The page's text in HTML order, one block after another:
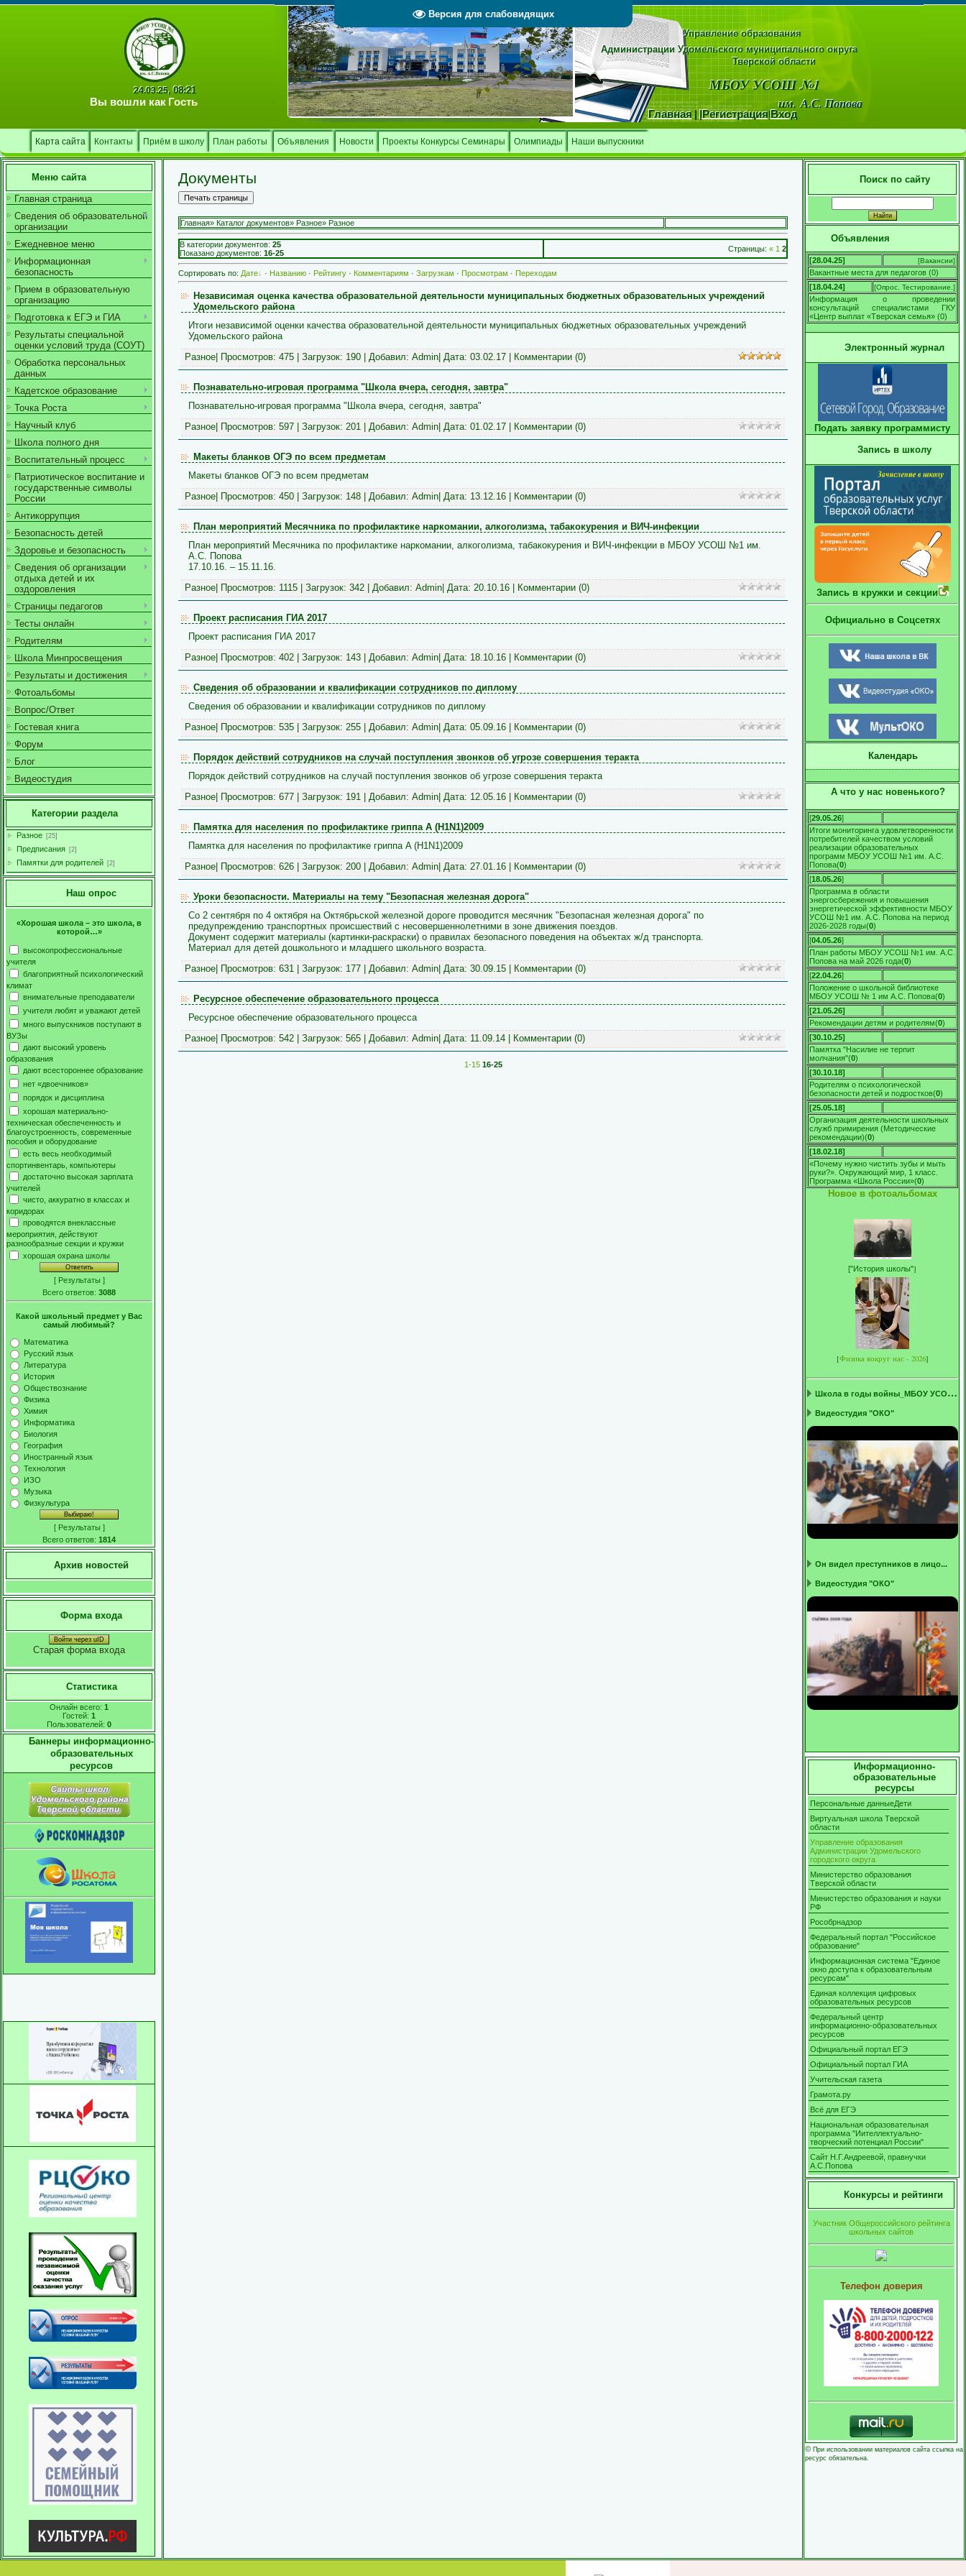
Версия для слабовидящих
24.03.25, 08:21
Вы вошли как Гость
Главная||Регистрация|Вход
Управление образования
Администрации Удомельского муниципального округа
Тверской области
МБОУ УСОШ №1
им.А.С. Попова
Карта сайта Контакты Приём в школу План работы Объявления Новости Проекты Конкурсы Семинары Олимпиады Наши выпускники
Меню сайта
Главная страница
Сведения об образовательной
организации
Ежедневное меню
Информационная
безопасность
Прием в образовательную
организацию
Подготовка к ЕГЭ и ГИА
Результаты специальной
оценки условий труда (СОУТ)
Обработка персональных
данных
Кадетское образование
Точка Роста
Научный клуб
Школа полного дня
Воспитательный процесс
Патриотическое воспитание и
государственные символы
России
Антикоррупция
Безопасность детей
Здоровье и безопасность
Сведения об организации
отдыха детей и их
оздоровления
Страницы педагогов
Тесты онлайн
Родителям
Школа Минпросвещения
Результаты и достижения
Фотоальбомы
Вопрос/Ответ
Гостевая книга
Форум
Блог
Видеостудия
Категории раздела
Разное [25]
Предписания [2]
Памятки для родителей [2]
Наш опрос
«Хорошая школа – это школа, в
которой…»
высокопрофессиональные
учителя
благоприятный психологический
климат
внимательные преподаватели
учителя любят и уважают детей
много выпускников поступают в
ВУЗы
дают высокий уровень
образования
дают всестороннее образование
нет «двоечников»
порядок и дисциплина
хорошая материально-
техническая обеспеченность и
благоустроенность, современные
пособия и оборудование
есть весь необходимый
спортинвентарь, компьютеры
достаточно высокая зарплата
учителей
чисто, аккуратно в классах и
коридорах
проводятся внеклассные
мероприятия, действуют
разнообразные секции и кружки
хорошая охрана школы
[ Результаты ]
Всего ответов: 3088
Какой школьный предмет у Вас
самый любимый?
Математика
Русский язык
Литература
История
Обществознание
Физика
Химия
Информатика
Биология
География
Иностранный язык
Технология
ИЗО
Музыка
Физкультура
[ Результаты ]
Всего ответов: 1814
Архив новостей
Форма входа
Войти через uID
Старая форма входа
Статистика
Онлайн всего: 1
Гостей: 1
Пользователей: 0
Баннеры информационно-
образовательных
ресурсов
Документы
Главная» Каталог документов» Разное» Разное
В категории документов: 25
Показано документов: 16-25 Страницы: « 1 2
Сортировать по: Дате · Названию · Рейтингу · Комментариям · Загрузкам · Просмотрам · Переходам
Независимая оценка качества образовательной деятельности муниципальных бюджетных образовательных учреждений
Удомельского района
Итоги независимой оценки качества образовательной деятельности муниципальных бюджетных образовательных учреждений
Удомельского района
Разное| Просмотров: 475 | Загрузок: 190 | Добавил: Admin| Дата: 03.02.17 | Комментарии (0)
Познавательно-игровая программа "Школа вчера, сегодня, завтра"
Познавательно-игровая программа "Школа вчера, сегодня, завтра"
Разное| Просмотров: 597 | Загрузок: 201 | Добавил: Admin| Дата: 01.02.17 | Комментарии (0)
Макеты бланков ОГЭ по всем предметам
Макеты бланков ОГЭ по всем предметам
Разное| Просмотров: 450 | Загрузок: 148 | Добавил: Admin| Дата: 13.12.16 | Комментарии (0)
План мероприятий Месячника по профилактике наркомании, алкоголизма, табакокурения и ВИЧ-инфекции
План мероприятий Месячника по профилактике наркомании, алкоголизма, табакокурения и ВИЧ-инфекции в МБОУ УСОШ №1 им.
А.С. Попова
17.10.16. – 15.11.16.
Разное| Просмотров: 1115 | Загрузок: 342 | Добавил: Admin| Дата: 20.10.16 | Комментарии (0)
Проект расписания ГИА 2017
Проект расписания ГИА 2017
Разное| Просмотров: 402 | Загрузок: 143 | Добавил: Admin| Дата: 18.10.16 | Комментарии (0)
Сведения об образовании и квалификации сотрудников по диплому
Сведения об образовании и квалификации сотрудников по диплому
Разное| Просмотров: 535 | Загрузок: 255 | Добавил: Admin| Дата: 05.09.16 | Комментарии (0)
Порядок действий сотрудников на случай поступления звонков об угрозе совершения теракта
Порядок действий сотрудников на случай поступления звонков об угрозе совершения теракта
Разное| Просмотров: 677 | Загрузок: 191 | Добавил: Admin| Дата: 12.05.16 | Комментарии (0)
Памятка для населения по профилактике гриппа A (H1N1)2009
Памятка для населения по профилактике гриппа A (H1N1)2009
Разное| Просмотров: 626 | Загрузок: 200 | Добавил: Admin| Дата: 27.01.16 | Комментарии (0)
Уроки безопасности. Материалы на тему "Безопасная железная дорога"
Со 2 сентября по 4 октября на Октябрьской железной дороге проводится месячник "Безопасная железная дорога" по
предупреждению транспортных происшествий с несовершеннолетними в зоне движения поездов.
Документ содержит материалы (картинки-раскраски) о правилах безопасного поведения на объектах ж/д транспорта.
Материал для детей дошкольного и младшего школьного возраста.
Разное| Просмотров: 631 | Загрузок: 177 | Добавил: Admin| Дата: 30.09.15 | Комментарии (0)
Ресурсное обеспечение образовательного процесса
Ресурсное обеспечение образовательного процесса
Разное| Просмотров: 542 | Загрузок: 565 | Добавил: Admin| Дата: 11.09.14 | Комментарии (0)
1-15 16-25
Поиск по сайту
Объявления
[28.04.25] [Вакансии]
Вакантные места для педагогов (0)
[18.04.24]
[Опрос. Тестирование. ]
Информация о проведении
консультаций специалистами ГКУ
«Центр выплат «Тверская семья» (0)
Электронный журнал
Подать заявку программисту
Запись в школу
Запись в кружки и секции
Официально в Соцсетях
Календарь
А что у нас новенького?
[29.05.26]
Итоги мониторинга удовлетворенности
потребителей качеством условий
реализации образовательных
программ МБОУ УСОШ №1 им. А.С.
Попова(0)
[18.05.26]
Программа в области
энергосбережения и повышения
энергетической эффективности МБОУ
УСОШ №1 им. А.С. Попова на период
2026-2028 годы(0)
[04.05.26]
План работы МБОУ УСОШ №1 им. А.С.
Попова на май 2026 года(0)
[22.04.26]
Положение о школьной библиотеке
МБОУ УСОШ № 1 им А.С. Попова(0)
[21.05.26]
Рекомендации детям и родителям(0)
[30.10.25]
Памятка "Насилие не терпит
молчания"(0)
[30.10.18]
Родителям о психологической
безопасности детей и подростков(0)
[25.05.18]
Организация деятельности школьных
служб примирения (Методические
рекомендации)(0)
[18.02.18]
«Почему нужно чистить зубы и мыть
руки?». Окружающий мир, 1 класс.
Программа «Школа России»(0)
Новое в фотоальбомах
["История школы"]
[Физика вокруг нас - 2026]
Ш
кола в годы войны_МБОУ УСОШ1 ...
Видеостудия "ОКО"
Он видел преступников в лицо...
Видеостудия "ОКО"
Информационно-
образовательные
ресурсы
Персональные данныеДети
Виртуальная школа Тверской
области
Управление образования
Администрации Удомельского
городского округа
Министерство образования
Тверской области
Министерство образования и науки
РФ
Рособрнадзор
Федеральный портал "Российское
образование"
Информационная система "Единое
окно доступа к образовательным
ресурсам"
Единая коллекция цифровых
образовательных ресурсов
Федеральный центр
информационно-образовательных
ресурсов
Официальный портал ЕГЭ
Официальный портал ГИА
Учительская газета
Грамота.ру
Всё для ЕГЭ
Национальная образовательная
программа "Иителлектуально-
творческий потенциал России"
Сайт Н.Г.Андреевой, правнучки
А.С.Попова
Конкурсы и рейтинги
Участник Общероссийского рейтинга
школьных сайтов
Телефон доверия
© При использовании материалов сайта ссылка на
ресурс обязательна.